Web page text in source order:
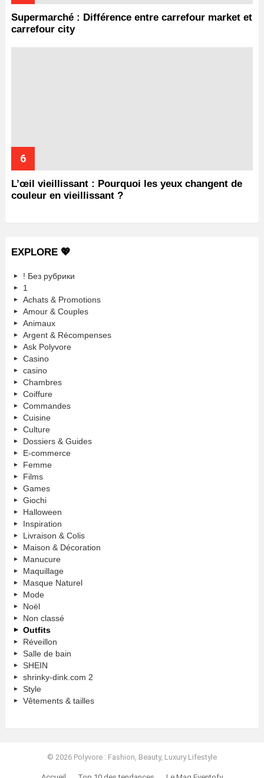
Supermarché : Différence entre carrefour market et
carrefour city
L’œil vieillissant : Pourquoi les yeux changent de
couleur en vieillissant ?
EXPLORE 💖
! Без рубрики
1
Achats & Promotions
Amour & Couples
Animaux
Argent & Récompenses
Ask Polyvore
Casino
casino
Chambres
Coiffure
Commandes
Cuisine
Culture
Dossiers & Guides
E-commerce
Femme
Films
Games
Giochi
Halloween
Inspiration
Livraison & Colis
Maison & Décoration
Manucure
Maquillage
Masque Naturel
Mode
Noël
Non classé
Outfits
Réveillon
Salle de bain
SHEIN
shrinky-dink.com 2
Style
Vêtements & tailles
© 2026 Polyvore : Fashion, Beauty, Luxury Lifestyle